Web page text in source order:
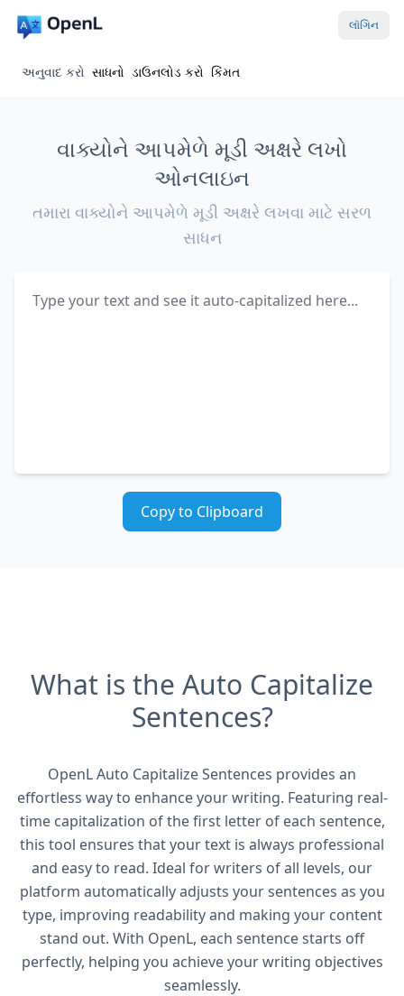
લૉગિન
અનુવાદ કરો સાધનો ડાઉનલોડ કરો કિંમત
વાક્યોને આપમેળે મૂડી અક્ષરે લખો
ઓનલાઇન
તમારા વાક્યોને આપમેળે મૂડી અક્ષરે લખવા માટે સરળ
સાધન
Copy to Clipboard
What is the Auto Capitalize
Sentences?
OpenL Auto Capitalize Sentences provides an
effortless way to enhance your writing. Featuring real-
time capitalization of the first letter of each sentence,
this tool ensures that your text is always professional
and easy to read. Ideal for writers of all levels, our
platform automatically adjusts your sentences as you
type, improving readability and making your content
stand out. With OpenL, each sentence starts off
perfectly, helping you achieve your writing objectives
seamlessly.